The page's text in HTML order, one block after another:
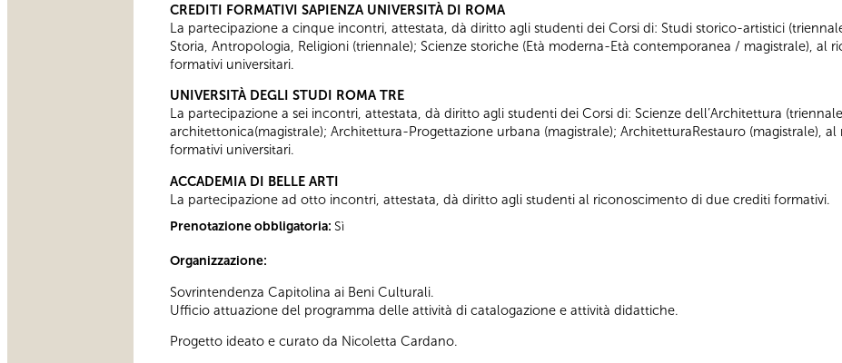
CREDITI FORMATIVI SAPIENZA UNIVERSITÀ DI ROMA
La partecipazione a cinque incontri, attestata, dà diritto agli studenti dei Corsi di: Studi storico-artistici
Storia, Antropologia, Religioni (triennale); Scienze storiche (Età moderna-Età contemporanea / magistrale), al
formativi universitari.
UNIVERSITÀ DEGLI STUDI ROMA TRE
La partecipazione a sei incontri, attestata, dà diritto agli studenti dei Corsi di: Scienze dell’Architettura
architettonica(magistrale); Architettura-Progettazione urbana (magistrale); ArchitetturaRestauro (magistrale),
formativi universitari.
ACCADEMIA DI BELLE ARTI
La partecipazione ad otto incontri, attestata, dà diritto agli studenti al riconoscimento di due crediti formativi.
Prenotazione obbligatoria: Sì
Organizzazione:
Sovrintendenza Capitolina ai Beni Culturali.
Ufficio attuazione del programma delle attività di catalogazione e attività didattiche.
Progetto ideato e curato da Nicoletta Cardano.